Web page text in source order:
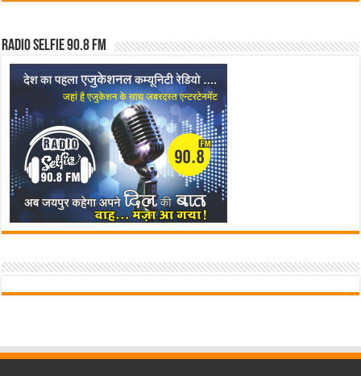
Radio Selfie 90.8 FM